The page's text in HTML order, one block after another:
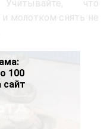
100
сайт
Учитывайте, что
молотком снять не